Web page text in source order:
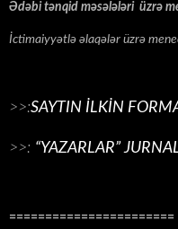
Ədəbi tənqid məsələləri üzrə
İctimaiyyətlə əlaqələr üzrə
>>:SAYTIN İLKİN
>>: “YAZARLAR”
=======================